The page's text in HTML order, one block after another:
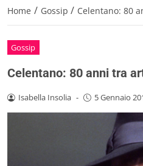
Home / Gossip / Celentano: 80
Gossip
Celentano: 80 anni tra
Isabella Insolia - 5 Gennaio